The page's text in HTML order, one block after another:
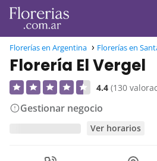
Florerías en Argentina Florerías en
Florería El Vergel
4.4 (130
Gestionar negocio
Ver horarios